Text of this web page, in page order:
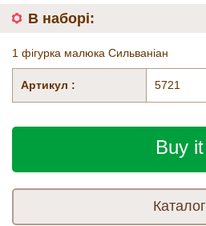
В наборі:
1 фігурка малюка Сильваніан
Артикул : 5721
Buy it
Каталог